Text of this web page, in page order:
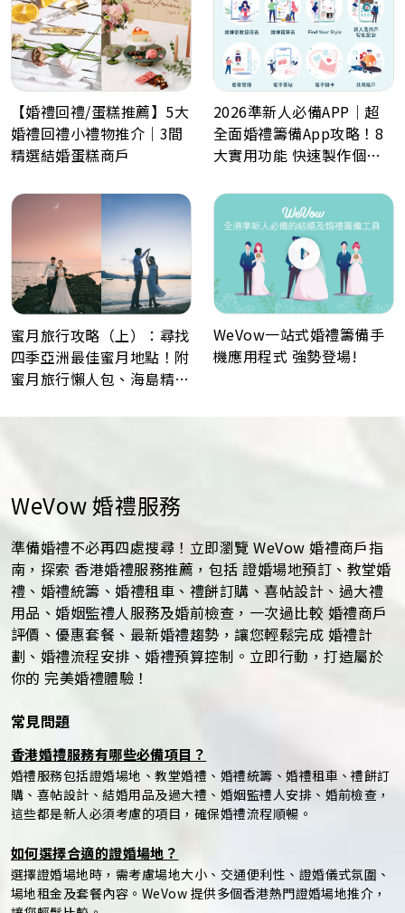
【婚禮回禮/蛋糕推薦】5大
婚禮回禮小禮物推介｜3間
精選結婚蛋糕商戶
2026準新人必備APP｜超
全面婚禮籌備App攻略！8
大實用功能 快速製作個人
數日程表、預算表、婚禮商
戶一鍵查詢
蜜月旅行攻略（上）：尋找
四季亞洲最佳蜜月地點！附
蜜月旅行懶人包、海島精選
WeVow一站式婚禮籌備手
機應用程式 強勢登場!
WeVow 婚禮服務
準備婚禮不必再四處搜尋！立即瀏覽 WeVow 婚禮商戶指
南，探索 香港婚禮服務推薦，包括 證婚場地預訂、教堂婚
禮、婚禮統籌、婚禮租車、禮餅訂購、喜帖設計、過大禮
用品、婚姻監禮人服務及婚前檢查，一次過比較 婚禮商戶
評價、優惠套餐、最新婚禮趨勢，讓您輕鬆完成 婚禮計
劃、婚禮流程安排、婚禮預算控制。立即行動，打造屬於
你的 完美婚禮體驗！
常見問題
香港婚禮服務有哪些必備項目？
婚禮服務包括證婚場地、教堂婚禮、婚禮統籌、婚禮租車、禮餅訂
購、喜帖設計、結婚用品及過大禮、婚姻監禮人安排、婚前檢查，
這些都是新人必須考慮的項目，確保婚禮流程順暢。
如何選擇合適的證婚場地？
選擇證婚場地時，需考慮場地大小、交通便利性、證婚儀式氛圍、
場地租金及套餐內容。WeVow 提供多個香港熱門證婚場地推介，